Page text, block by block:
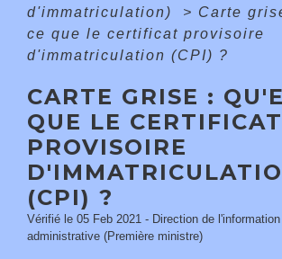
d'immatriculation)
> Carte
ce que le certificat provisoire
d'immatriculation (CPI) ?
CARTE GRISE :
QUE LE CERTIFICAT
PROVISOIRE
(CPI) ?
Vérifié le 05 Feb 2021 - Direction de
administrative (Première ministre)